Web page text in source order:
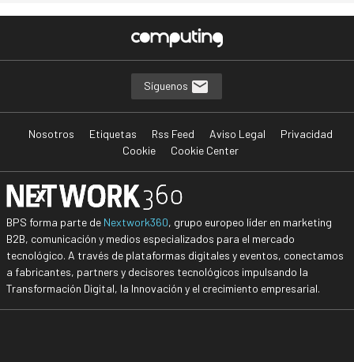
Síguenos
Nosotros Etiquetas Rss Feed Aviso Legal
Privacidad
Cookie
Cookie Center
BPS forma parte de Nextwork360, grupo europeo líder en marketing
B2B, comunicación y medios especializados para el mercado
tecnológico. A través de plataformas digitales y eventos, conectamos
a fabricantes, partners y decisores tecnológicos impulsando la
Transformación Digital, la Innovación y el crecimiento empresarial.